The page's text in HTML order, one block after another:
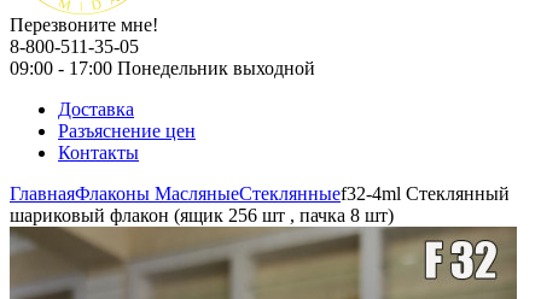
Перезвоните мне!
8-800-511-35-05
09:00 - 17:00 Понедельник выходной
Доставка
Разъяснение цен
Контакты
ГлавнаяФлаконы МасляныеСтеклянныеf32-4ml Стеклянный
шариковый флакон (ящик 256 шт , пачка 8 шт)